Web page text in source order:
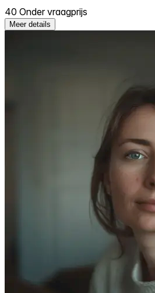
40 Onder vraagprijs
Meer details